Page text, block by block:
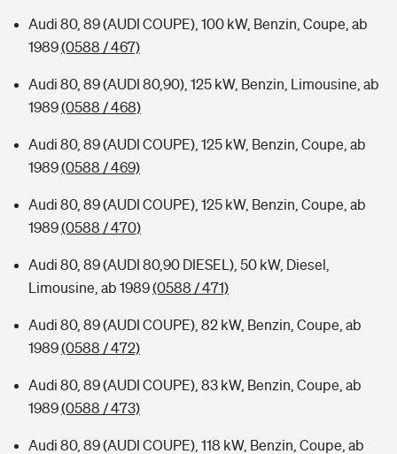
Audi 80, 89 (AUDI COUPE), 100 kW, Benzin, Coupe, ab
1989(0588 / 467)
Audi 80, 89 (AUDI 80,90), 125 kW, Benzin, Limousine, ab
1989(0588 / 468)
Audi 80, 89 (AUDI COUPE), 125 kW, Benzin, Coupe, ab
1989(0588 / 469)
Audi 80, 89 (AUDI COUPE), 125 kW, Benzin, Coupe, ab
1989(0588 / 470)
Audi 80, 89 (AUDI 80,90 DIESEL), 50 kW, Diesel,
Limousine, ab 1989(0588 / 471)
Audi 80, 89 (AUDI COUPE), 82 kW, Benzin, Coupe, ab
1989(0588 / 472)
Audi 80, 89 (AUDI COUPE), 83 kW, Benzin, Coupe, ab
1989(0588 / 473)
Audi 80, 89 (AUDI COUPE), 118 kW, Benzin, Coupe, ab